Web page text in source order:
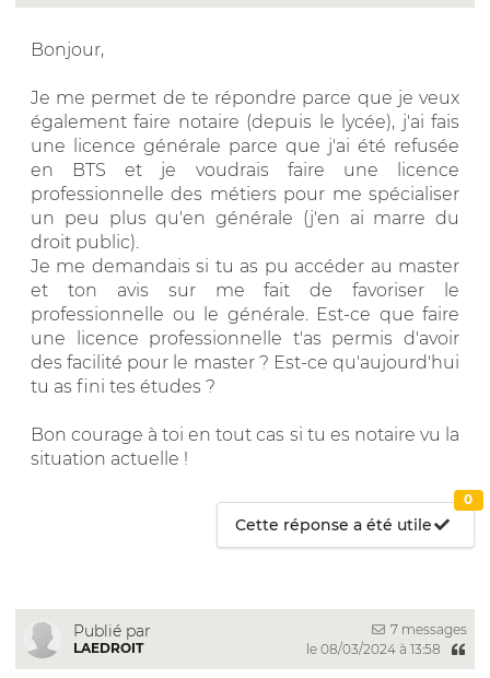
Bonjour,
Je me permet de te répondre parce que je veux
également faire notaire (depuis le lycée), j'ai fais
une licence générale parce que j'ai été refusée
en BTS et je voudrais faire une licence
professionnelle des métiers pour me spécialiser
un peu plus qu'en générale (j'en ai marre du
droit public).
Je me demandais si tu as pu accéder au master
et ton avis sur me fait de favoriser le
professionnelle ou le générale. Est-ce que faire
une licence professionnelle t'as permis d'avoir
des facilité pour le master ? Est-ce qu'aujourd'hui
tu as fini tes études ?
Bon courage à toi en tout cas si tu es notaire vu la
situation actuelle !
Cette réponse a été utile
0
Publié par
LAEDROIT
7 messages
le 08/03/2024 à 13:58